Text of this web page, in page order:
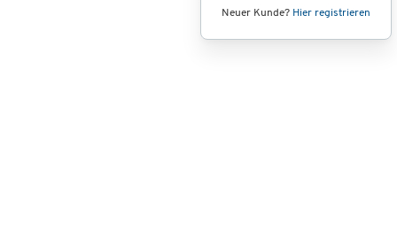
Neuer Kunde? Hier registrieren